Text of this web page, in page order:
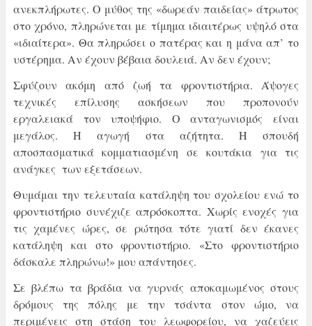
ανεκπλήρωτες. Ο μύθος της «δωρεάν παιδείας» άτρωτος
στο χρόνο, πληρώνεται με τίμημα ιδιαιτέρως υψηλό στα
«ιδιαίτερα». Θα πληρώσει ο πατέρας και η μάνα απ’ το
υστέρημα. Αν έχουν βέβαια δουλειά. Αν δεν έχουν;
Σφύζουν ακόμη από ζωή τα φροντιστήρια. Άψογες
τεχνικές επίλυσης ασκήσεων που προπονούν
εργαλειακά τον υποψήφιο. Ο ανταγωνισμός είναι
μεγάλος. Η αγωγή στα αζήτητα. Η σπουδή
αποσπασματικά κομματιασμένη σε κουτάκια για τις
ανάγκες των εξετάσεων.
Θυμάμαι την τελευταία κατάληψη του σχολείου ενώ το
φροντιστήριο συνέχιζε απρόσκοπτα. Χωρίς ενοχές για
τις χαμένες ώρες, σε ρώτησα τότε γιατί δεν έκανες
κατάληψη και στο φροντιστήριο. «Στο φροντιστήριο
δάσκαλε πληρώνω!» μου απάντησες.
Σε βλέπω τα βράδια να γυρνάς αποκαμωμένος στους
δρόμους της πόλης με την τσάντα στον ώμο, να
περιμένεις στη στάση του λεωφορείου, να χαζεύεις